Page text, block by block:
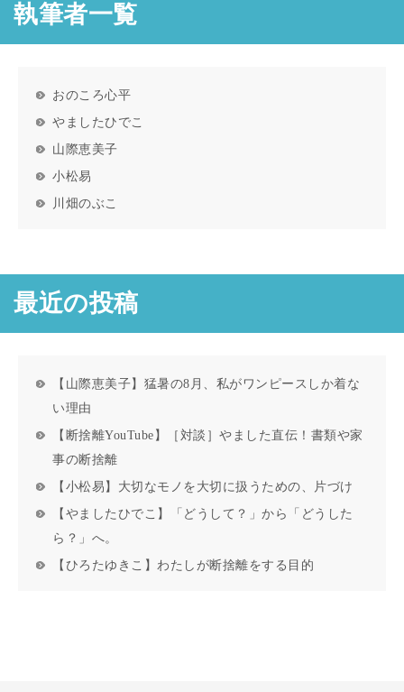
執筆者一覧
おのころ心平
やましたひでこ
山際恵美子
小松易
川畑のぶこ
最近の投稿
【山際恵美子】猛暑の8月、私がワンピースしか着な
い理由
【断捨離YouTube】［対談］やました直伝！書類や家
事の断捨離
【小松易】大切なモノを大切に扱うための、片づけ
【やましたひでこ】「どうして？」から「どうした
ら？」へ。
【ひろたゆきこ】わたしが断捨離をする目的